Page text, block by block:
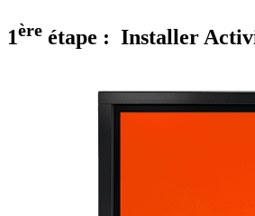
1ère étape : Installer